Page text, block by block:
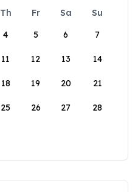
Th Fr Sa
Su
4 5 6 7
11 12 13 14
18 19 20 21
25 26 27 28